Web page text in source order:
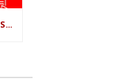
FINTECH Y FINANZAS ABIERTAS: RETOS PARA EL NUEVO GOBIERNO COLOMBIANO